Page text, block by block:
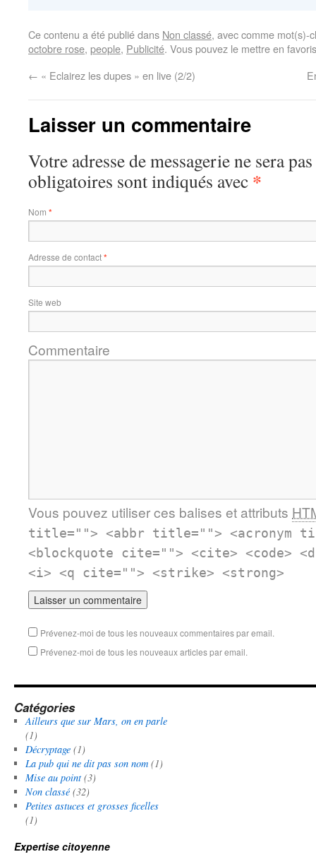
Ce contenu a été publié dans Non classé, avec comme mot(s)-
octobre rose, people, Publicité. Vous pouvez le mettre en
← « Eclairez les dupes » en live (2/2)
Laisser un commentaire
Votre adresse de messagerie ne sera
obligatoires sont indiqués avec *
Nom *
Adresse de contact*
Site web
Commentaire
Vous pouvez utiliser ces balises et attributs
title=""> <abbr title=""> <acronym
<blockquote cite=""> <cite> <code>
<i> <q cite=""> <strike> <strong>
Prévenez-moi de tous les nouveaux commentaires par email.
Prévenez-moi de tous les nouveaux articles par email.
Catégories
Ailleurs que sur Mars, on en parle
(1)
Décryptage(1)
La pub qui ne dit pas son nom(1)
Mise au point(3)
Non classé(32)
Petites astuces et grosses ficelles
(1)
Expertise citoyenne